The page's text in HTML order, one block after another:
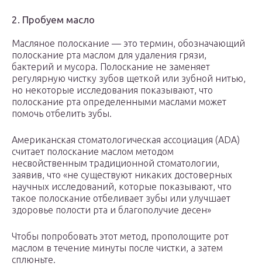
2. Пробуем масло
Масляное полоскание — это термин, обозначающий
полоскание рта маслом для удаления грязи,
бактерий и мусора. Полоскание не заменяет
регулярную чистку зубов щеткой или зубной нитью,
но некоторые исследования показывают, что
полоскание рта определенными маслами может
помочь отбелить зубы.
Американская стоматологическая ассоциация (ADA)
считает полоскание маслом методом
несвойственным традиционной стоматологии,
заявив, что «не существуют никаких достоверных
научных исследований, которые показывают, что
такое полоскание отбеливает зубы или улучшает
здоровье полости рта и благополучие десен»
Чтобы попробовать этот метод, прополощите рот
маслом в течение минуты после чистки, а затем
сплюньте.